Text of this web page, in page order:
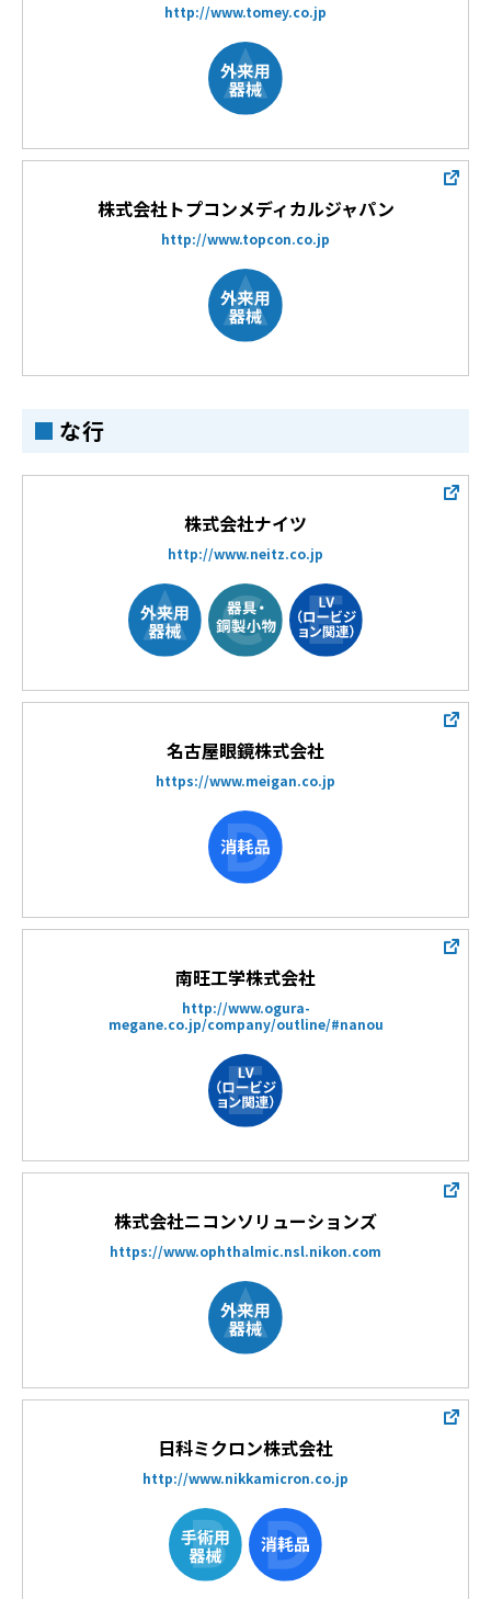
http://www.tomey.co.jp
株式会社トプコンメディカルジャパン
http://www.topcon.co.jp
な行
株式会社ナイツ
http://www.neitz.co.jp
名古屋眼鏡株式会社
https://www.meigan.co.jp
南旺工学株式会社
http://www.ogura-
megane.co.jp/company/outline/#nanou
株式会社ニコンソリューションズ
https://www.ophthalmic.nsl.nikon.com
日科ミクロン株式会社
http://www.nikkamicron.co.jp